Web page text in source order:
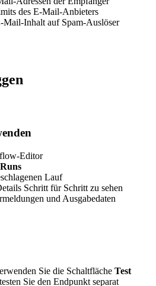
des E-Mail-Anbieters
Mail-Inhalt auf Spam-Auslöser
Editor
Runs
Lauf
Schritt für Schritt zu sehen
und Ausgabedaten
Sie die Schaltfläche Test
Sie den Endpunkt separat